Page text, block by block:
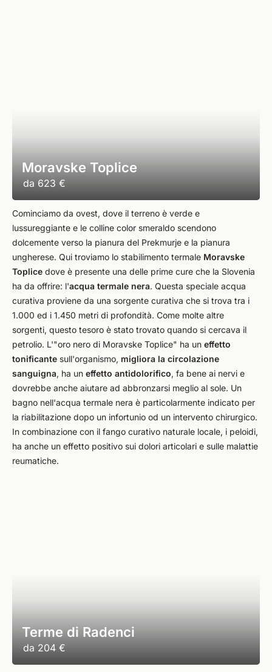
Moravske Toplice
da 623 €
Cominciamo da ovest, dove il terreno è verde e
lussureggiante e le colline color smeraldo scendono
dolcemente verso la pianura del Prekmurje e la pianura
ungherese. Qui troviamo lo stabilimento termale Moravske
Toplice dove è presente una delle prime cure che la Slovenia
ha da offrire: l'acqua termale nera. Questa speciale acqua
curativa proviene da una sorgente curativa che si trova tra i
1.000 ed i 1.450 metri di profondità. Come molte altre
sorgenti, questo tesoro è stato trovato quando si cercava il
petrolio. L'"oro nero di Moravske Toplice" ha un effetto
tonificante sull'organismo, migliora la circolazione
sanguigna, ha un effetto antidolorifico, fa bene ai nervi e
dovrebbe anche aiutare ad abbronzarsi meglio al sole. Un
bagno nell'acqua termale nera è particolarmente indicato per
la riabilitazione dopo un infortunio od un intervento chirurgico.
In combinazione con il fango curativo naturale locale, i peloidi,
ha anche un effetto positivo sui dolori articolari e sulle malattie
reumatiche.
Terme di Radenci
da 204 €